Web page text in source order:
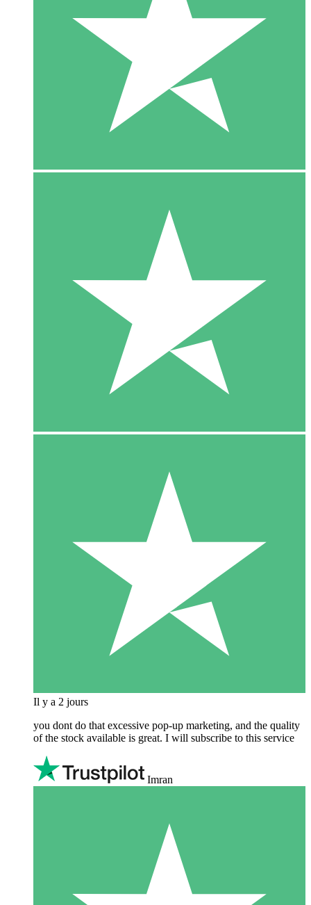
Il y a 2 jours
you dont do that excessive pop-up marketing, and the quality
of the stock available is great. I will subscribe to this service
Imran